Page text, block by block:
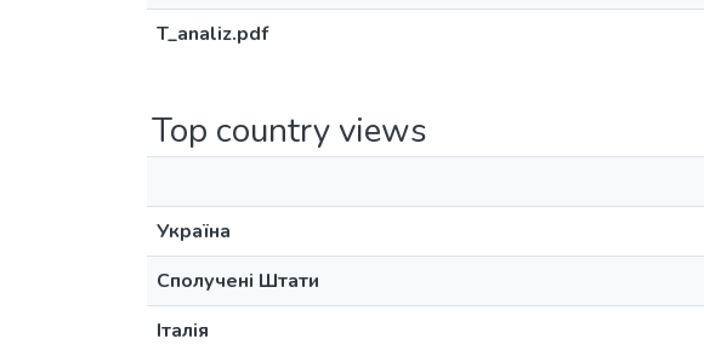
T_analiz.pdf
Top country views
Україна
Сполучені Штати
Італія